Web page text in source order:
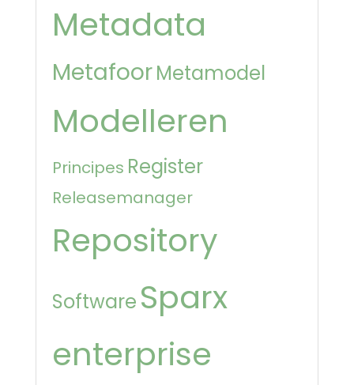
Metadata
MetafoorMetamodel
Modelleren
Principes Register
Releasemanager
Repository
Software Sparx
enterprise